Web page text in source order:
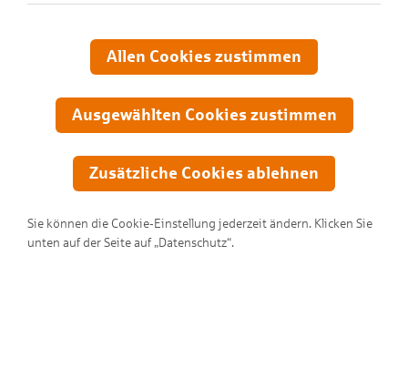
anpassen und verbessern können. Aus diesem Grund nutzen wir
Google Analytics. Dieses Werkzeug erfasst die Seitenaufrufe zu
Übertragung anonymisiert.
Allen Cookies zustimmen
Ausgewählten Cookies zustimmen
Zusätzliche Cookies ablehnen
Sie können die Cookie-Einstellung jederzeit ändern. Klicken Sie
unten auf der Seite auf „Datenschutz“.